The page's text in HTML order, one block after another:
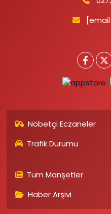
Nöbetçi Eczaneler
Trafik Durumu
Tüm Manşetler
Haber Arşivi